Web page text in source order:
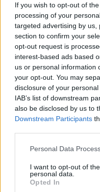
If you wish to opt-out of
processing of your
targeted advertising by
section to confirm your
opt-out request is
interest-based ads based
us or personal information
your opt-out. You may
disclosure of your
IAB’s list of downstream
also be disclosed by us to
Downstream Participants
Please note that this
not limited to your visit or
grant or deny consent to
use your data for below
Personal Data
I want to opt-out of
personal data.
Opted In
Continua a